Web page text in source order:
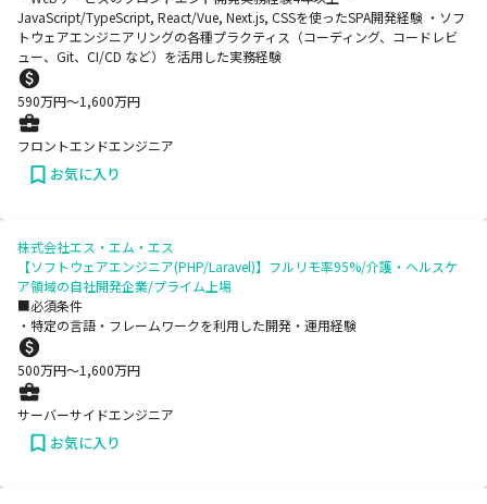
JavaScript/TypeScript, React/Vue, Next.js, CSSを使ったSPA開発経験 ・ソフ
トウェアエンジニアリングの各種プラクティス（コーディング、コードレビ
ュー、Git、CI/CD など）を活用した実務経験
590万円〜1,600万円
フロントエンドエンジニア
お気に入り
株式会社エス・エム・エス
【ソフトウェアエンジニア(PHP/Laravel)】フルリモ率95%/介護・ヘルスケ
ア領域の自社開発企業/プライム上場
■必須条件
・特定の言語・フレームワークを利用した開発・運用経験
500万円〜1,600万円
サーバーサイドエンジニア
お気に入り